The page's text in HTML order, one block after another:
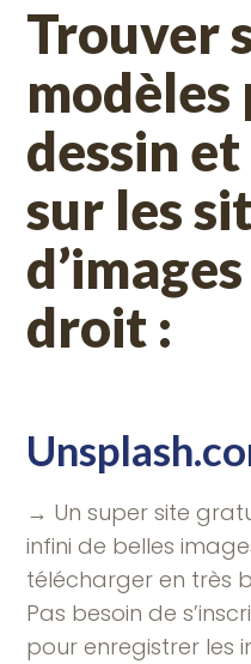
Trouver
modèles
dessin
sur les
droit :
→ Un super site
infini de belles
télécharger en très
Pas besoin de
pour enregistrer les